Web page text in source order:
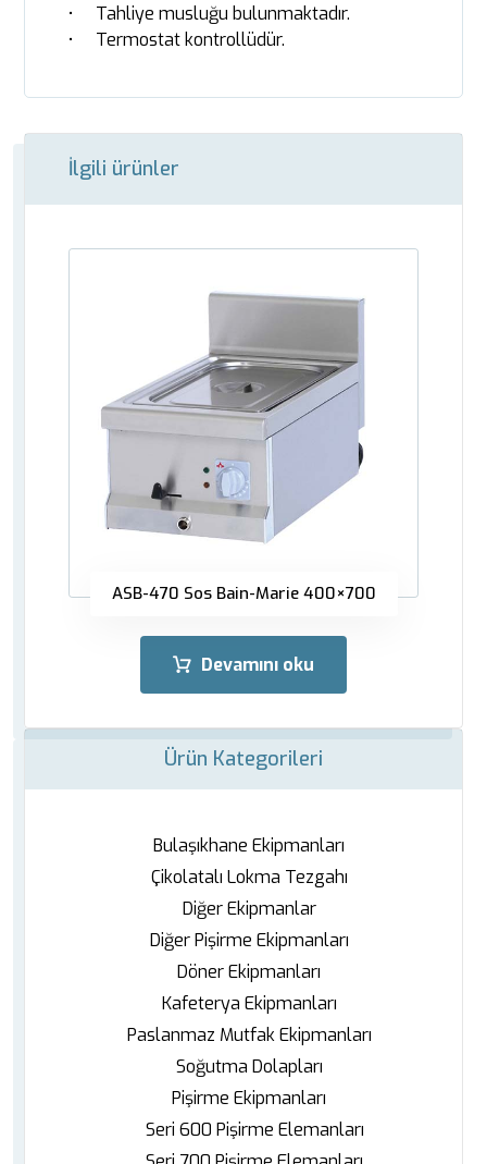
• Tahliye musluğu bulunmaktadır.
• Termostat kontrollüdür.
İlgili ürünler
ASB-470 Sos Bain-Marie 400×700
Devamını oku
Ürün Kategorileri
Bulaşıkhane Ekipmanları
Çikolatalı Lokma Tezgahı
Diğer Ekipmanlar
Diğer Pişirme Ekipmanları
Döner Ekipmanları
Kafeterya Ekipmanları
Paslanmaz Mutfak Ekipmanları
Soğutma Dolapları
Pişirme Ekipmanları
Seri 600 Pişirme Elemanları